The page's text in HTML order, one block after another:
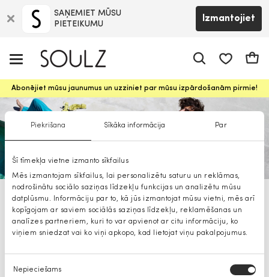
Piekrišana Sīkāka informācija Par
Šī tīmekļa vietne izmanto sīkfailus
Mēs izmantojam sīkfailus, lai personalizētu saturu un reklāmas,
nodrošinātu sociālo saziņas līdzekļu funkcijas un analizētu mūsu
datplūsmu. Informāciju par to, kā jūs izmantojat mūsu vietni, mēs arī
kopīgojam ar saviem sociālās saziņas līdzekļu, reklamēšanas un
analīzes partneriem, kuri to var apvienot ar citu informāciju, ko
viņiem sniedzat vai ko viņi apkopo, kad lietojat viņu pakalpojumus.
Piekrišanas
Nepieciešams
SAŅEMIET MŪSU
PIETEIKUMU
Izmantojiet
Abonējiet mūsu jaunumus un uzziniet par mūsu izpārdošanām pirmie!
Cinque vīriešiem